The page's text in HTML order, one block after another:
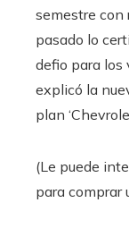
semestre con
pasado lo
defio para los
explicó la
plan
(Le puede
para comprar